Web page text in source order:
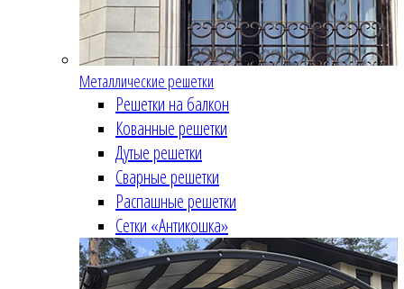
Металлические решетки
Решетки на балкон
Кованные решетки
Дутые решетки
Сварные решетки
Распашные решетки
Сетки «Антикошка»